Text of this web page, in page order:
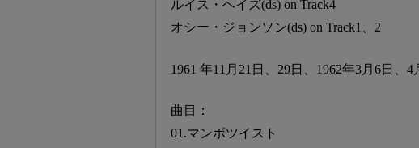
ルイス・ヘイズ(ds) on Track4
オシー・ジョンソン(ds) on Track1、2
1961 年11月21日、29日、1962年3月6日、4
曲目：
01.マンボツイスト